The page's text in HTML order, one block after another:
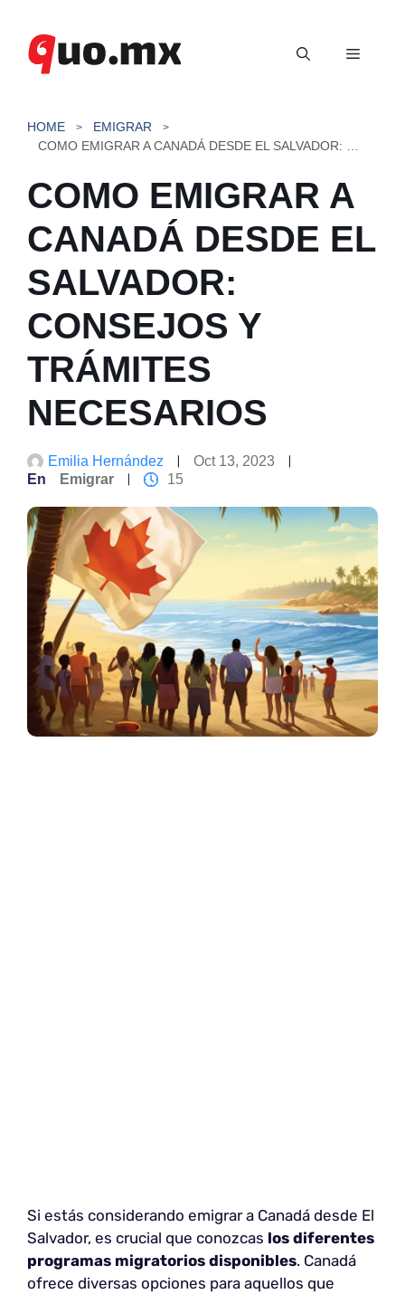
contenido
Menú
HOME
EMIGRAR
COMO EMIGRAR A
CANADÁ DESDE EL
SALVADOR:
CONSEJOS Y
TRÁMITES
NECESARIOS
Emilia Hernández
Oct 13, 2023
En
Emigrar 15
Si estás considerando emigrar a Canadá desde El
Salvador, es crucial que conozcas los diferentes
programas migratorios disponibles. Canadá
ofrece diversas opciones para aquellos que